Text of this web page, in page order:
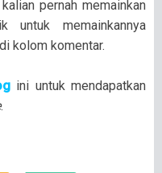
pernah memainkan
memainkannya
kolom komentar.
ini untuk mendapatkan
.